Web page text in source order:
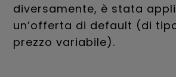
diversamente, è stata
un’offerta di default (di tipo
prezzo variabile).